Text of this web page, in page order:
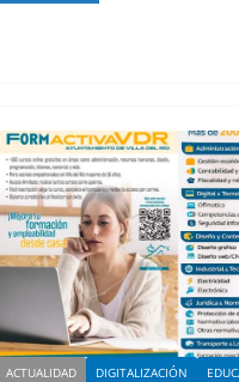
ACTUALIDAD DIGITALIZACIÓN